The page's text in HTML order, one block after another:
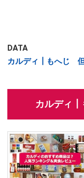
DATA
カルディ┃もへじ
カルディ